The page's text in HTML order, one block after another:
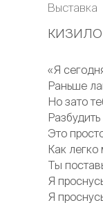
Выставка
«Я
Раньше
Но зато
Это
Как легко
Ты
Я
Я